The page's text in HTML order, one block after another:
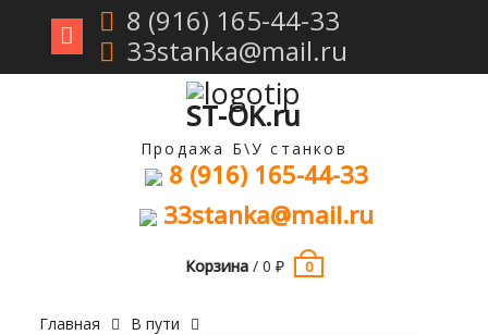
Перейти
8 (916) 165-44-33
33stanka@mail.ru
ST-OK.ru
Продажа Б\У станков
8 (916) 165-44-33
33stanka@mail.ru
Корзина/ 0 ₽ 0
Главная
В пути